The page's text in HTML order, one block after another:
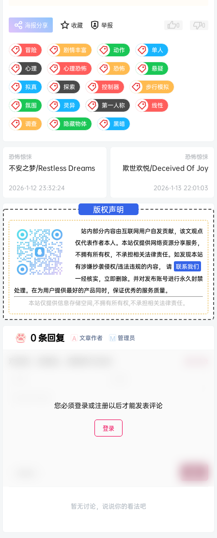
海报分享 收藏 举报 0 0
冒险 剧情丰富 动作 单人
心理 心理恐怖 恐怖 悬疑
拟真 探索 控制器 步行模拟
氛围 灵异 第一人称 线性
调查 隐藏物体 黑暗
恐怖惊悚
不安之梦/Restless Dreams
2026-1-12 23:32:24
恐怖惊悚
欺世欢悦/Deceived Of Joy
2026-1-13 22:01:03
版权声明
站内部分内容由互联网用户自发贡献，该文观点
仅代表作者本人。本站仅提供网络资源分享服务，
不拥有所有权，不承担相关法律责任。如发现本站
有涉嫌抄袭侵权/违法违规的内容， 请 联系我们
一经核实，立即删除。并对发布账号进行永久封禁
处理。在为用户提供最好的产品同时，保证优秀的服务质量。
本站仅提供信息存储空间,不拥有所有权,不承担相关法律责任。
0 条回复 A 文章作者 M 管理员
您必须登录或注册以后才能发表评论
登录
暂无讨论，说说你的看法吧